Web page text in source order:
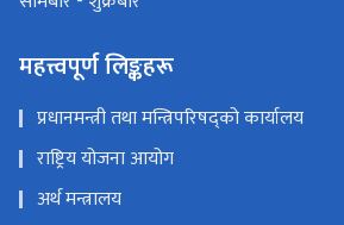
महत्त्वपूर्ण लिङ्कहरू
प्रधानमन्त्री तथा मन्त्रिपरिषद्को कार्यालय
राष्ट्रिय योजना आयोग
अर्थ मन्त्रालय